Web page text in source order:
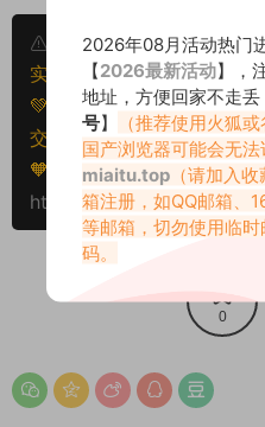
本文资源仅供个人参考
实将封禁账号权限！
💚本文资源均来源网友分享
交工单处理。
🧡转载请注明出处！原文链
https://www.miaitu.com/
0
2026年08月活动热门
【2026最新活动】，
地址，方便回家不走丢
号】
（推荐使用火狐
国产浏览器可能会无法
miaitu.top （请加入
箱注册，如QQ邮箱、
等邮箱，切勿使用临
码。